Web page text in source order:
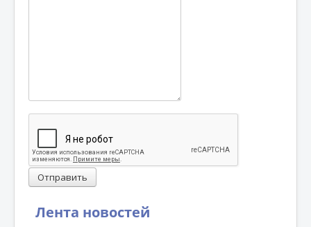
Лента новостей
Отправить